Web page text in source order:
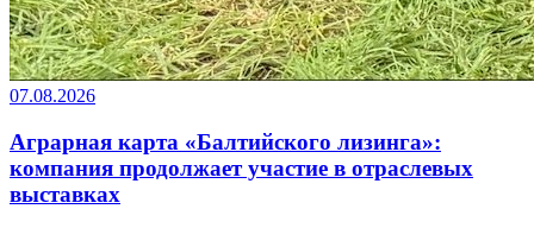
07.08.2026
Аграрная карта «Балтийского лизинга»:
компания продолжает участие в отраслевых
выставках